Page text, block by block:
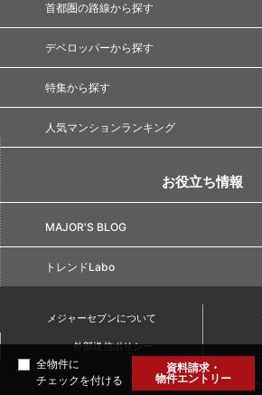
全物件に
チェックを付ける
資料請求・
物件エントリー
首都圏の路線から探す
デベロッパーから探す
特集から探す
人気マンションランキング
お役立ち情報
MAJOR'S BLOG
トレンドLabo
メジャーセブンについて
外部送信ポリシー
Copyright(C) Major7. All Rights Reserved.